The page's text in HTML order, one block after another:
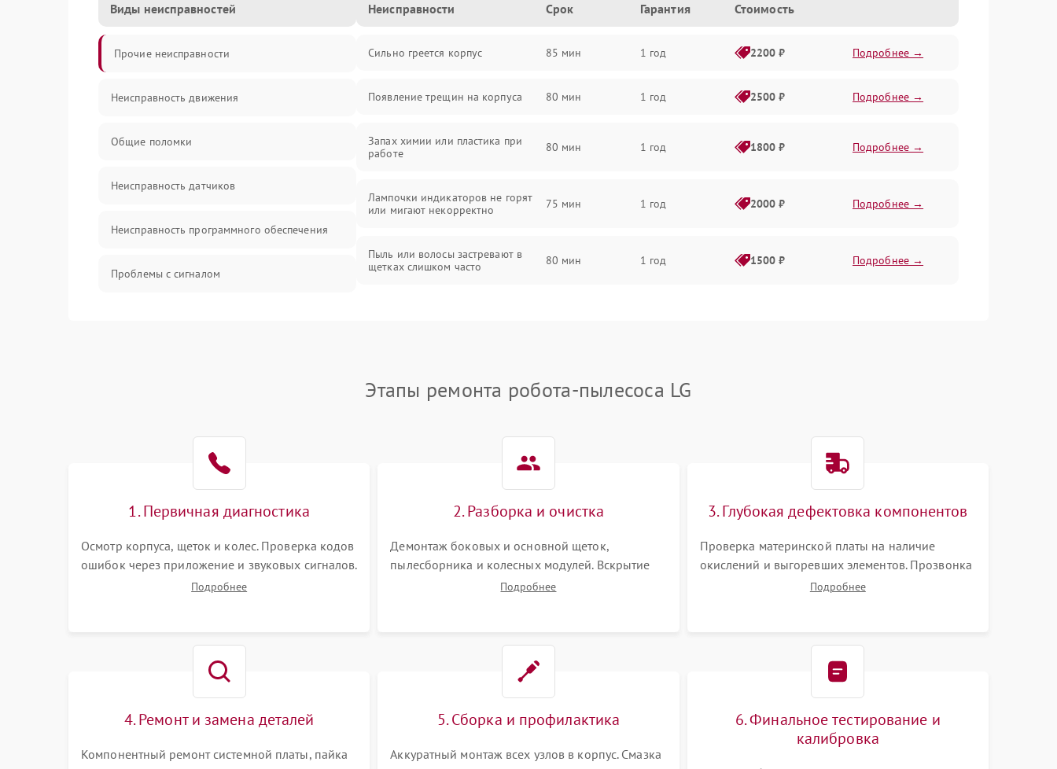
Виды неисправностей
Прочие неисправности
Неисправность движения
Общие поломки
Неисправность датчиков
Неисправность программного обеспечения
Проблемы с сигналом
Программные сбои
Неисправности Срок Гарантия Стоимость
Сильно греется корпус 85 мин 1 год 2200 ₽ Подробнее →
Появление трещин на корпуса 80 мин 1 год 2500 ₽ Подробнее →
Запах химии или пластика при
работе
80 мин 1 год 1800 ₽ Подробнее →
Лампочки индикаторов не горят
или мигают некорректно
75 мин 1 год 2000 ₽ Подробнее →
Пыль или волосы застревают в
щетках слишком часто
80 мин 1 год 1500 ₽ Подробнее →
Этапы ремонта робота-пылесоса LG
1. Первичная диагностика
Осмотр корпуса, щеток и колес. Проверка кодов
ошибок через приложение и звуковых сигналов.
Замер емкости аккумулятора и тестирование
Подробнее
2. Разборка и очистка
Демонтаж боковых и основной щеток,
пылесборника и колесных модулей. Вскрытие
корпуса робота. Тщательная очистка внутренних
Подробнее
3. Глубокая дефектовка компонентов
Проверка материнской платы на наличие
окислений и выгоревших элементов. Прозвонка
цепей питания, тестирование приводных
Подробнее
4. Ремонт и замена деталей
Компонентный ремонт системной платы, пайка
5. Сборка и профилактика
Аккуратный монтаж всех узлов в корпус. Смазка
6. Финальное тестирование и
калибровка